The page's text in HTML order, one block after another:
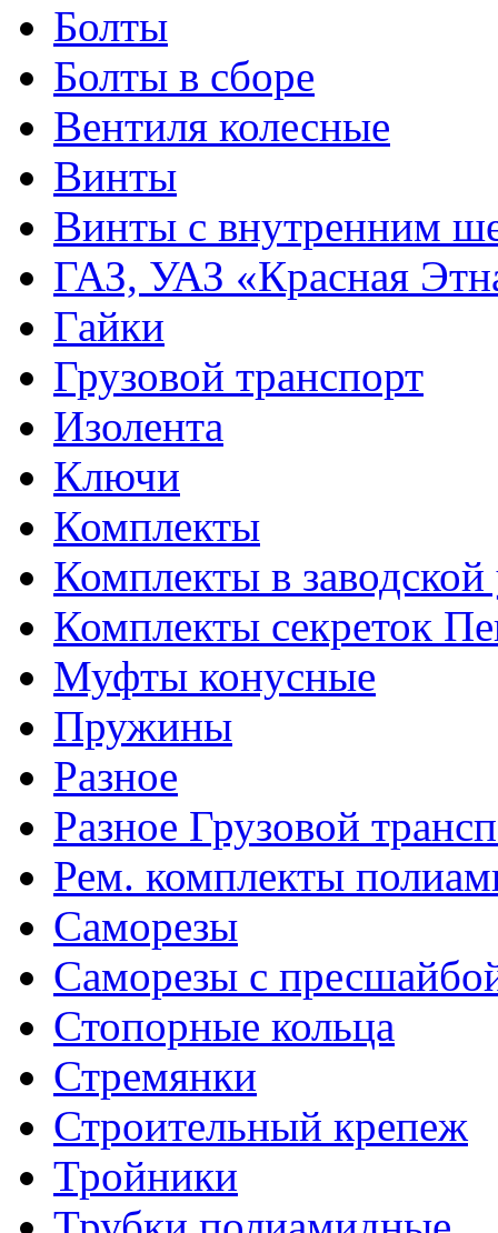
Болты
Болты в сборе
Вентиля колесные
Винты
Винты с внутренним
ГАЗ, УАЗ «Красная
Гайки
Грузовой транспорт
Изолента
Ключи
Комплекты
Комплекты в заводской
Комплекты секреток
Муфты конусные
Пружины
Разное
Разное Грузовой
Рем. комплекты
Саморезы
Саморезы с
Стопорные кольца
Стремянки
Строительный крепеж
Тройники